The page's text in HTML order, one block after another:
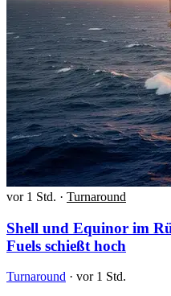
vor 1 Std. · Turnaround
Shell und Equinor im
Fuels schießt hoch
Turnaround · vor 1 Std.